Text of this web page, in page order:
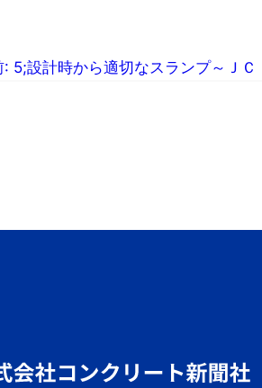
: 5;設計時から適切なスランプ～ＪＣ